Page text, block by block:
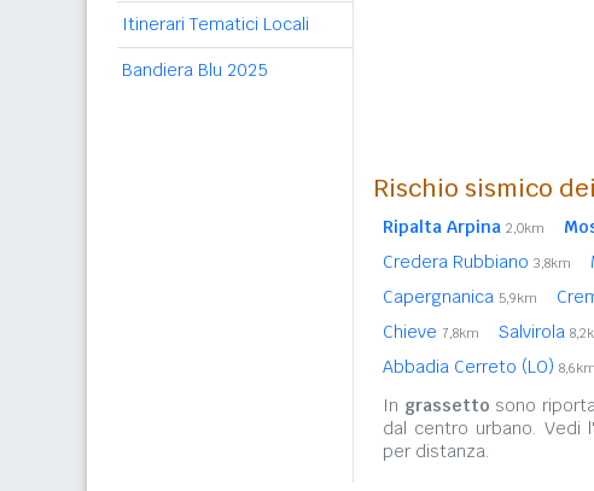
Itinerari Tematici Locali
Bandiera Blu 2025
Rischio sismico
Ripalta Arpina 2,0km
Credera Rubbiano 3,8km
Capergnanica 5,9km
Chieve 7,8km Salvirola
Abbadia Cerreto (LO) 8,6km
In grassetto sono
dal centro urbano. Vedi
per distanza.